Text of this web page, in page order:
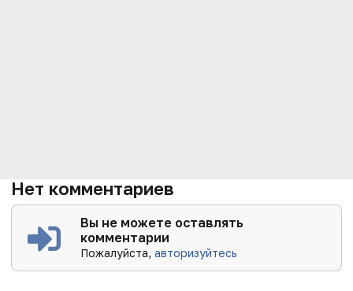
Нет комментариев
Вы не можете оставлять
комментарии
Пожалуйста,авторизуйтесь